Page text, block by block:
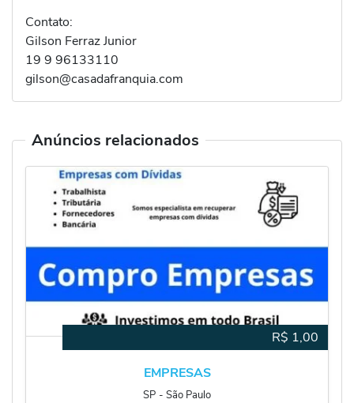
Contato:
Gilson Ferraz Junior
19 9 96133110
gilson@casadafranquia.com
Anúncios relacionados
R$ 1,00
EMPRESAS
SP ‐ São Paulo